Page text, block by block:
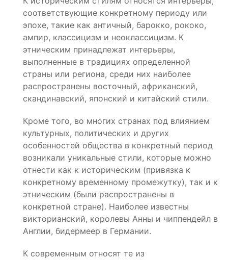
соответствующие конкретному периоду или
эпохе, такие как античный, барокко, рококо,
ампир, классицизм и неоклассицизм. К
этническим принадлежат интерьеры,
выполненные в традициях определенной
страны или региона, среди них наиболее
распространены восточный, африканский,
скандинавский, японский и китайский стили.
Кроме того, во многих странах под влиянием
культурных, политических и других
особенностей общества в конкретный период
возникали уникальные стили, которые можно
отнести как к историческим (привязка к
конкретному временному промежутку), так и к
этническим (были распространены в
конкретной стране). Наиболее известны
викторианский, королевы Анны и чиппендейл в
Англии, бидермеер в Германии.
К современным относят те из